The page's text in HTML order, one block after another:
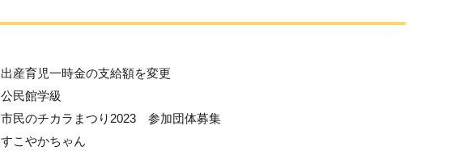
出産育児一時金の支給額を変更
公民館学級
市民のチカラまつり2023 参加団体募集
すこやかちゃん